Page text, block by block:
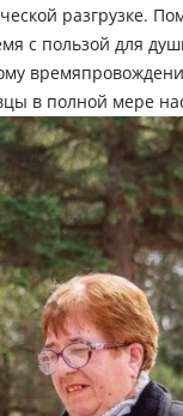
разгрузке.
с пользой для
в полной мере